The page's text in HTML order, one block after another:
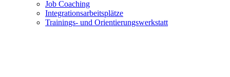
Job Coaching
Integrationsarbeitsplätze
Trainings- und Orientierungswerkstatt